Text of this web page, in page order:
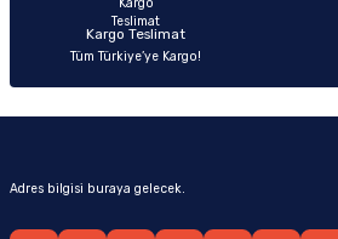
Kargo Teslimat
Tüm Türkiye’ye Kargo!
Adres bilgisi buraya gelecek.